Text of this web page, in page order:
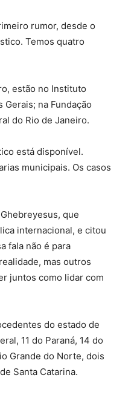
rumor, desde o
Temos quatro
estão no Instituto
Gerais; na Fundação
do Rio de Janeiro.
está disponível.
municipais. Os casos
que
internacional, e citou
fala não é para
mas outros
juntos como lidar com
do estado de
11 do Paraná, 14 do
Grande do Norte, dois
Santa Catarina.